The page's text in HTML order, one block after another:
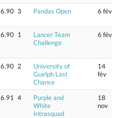
6.90 3 Pandas Open 6 fév
6.90 1
Lancer Team
Challenge
6 fév
6.90 2
University of
Guelph Last
Chance
14
fév
6.91 4
Purple and
White
Intrasquad
18
nov